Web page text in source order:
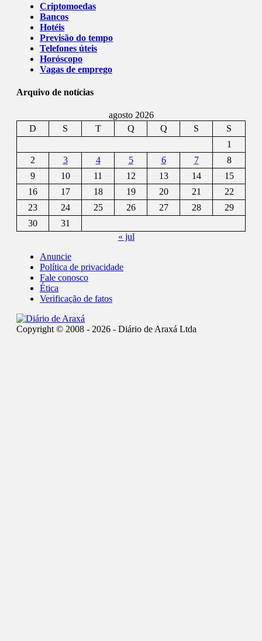
Criptomoedas
Bancos
Hotéis
Previsão do tempo
Telefones úteis
Horóscopo
Vagas de emprego
Arquivo de notícias
agosto 2026
D
S T Q Q S
S
1
2
3 4 5 6 7
8
9
10 11 12 13 14
15
16
17 18 19 20 21
22
23
24 25 26 27 28
29
30
31
« jul
Anuncie
Política de privacidade
Fale conosco
Ética
Verificação de fatos
Copyright © 2008 - 2026 - Diário de Araxá Ltda